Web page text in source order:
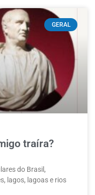
GERAL
traíra?
do Brasil,
lagos, lagoas e rios